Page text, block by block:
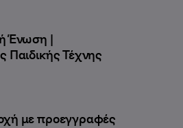
Ένωση |
Παιδικής Τέχνης
με προεγγραφές